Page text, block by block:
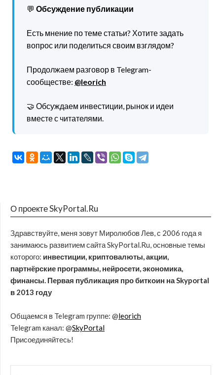
💬 Обсуждение публикации
Есть мнение по теме статьи? Хотите задать
вопрос или поделиться своим взглядом?
Продолжаем разговор в Telegram-
сообществе: @leorich
🤝 Обсуждаем инвестиции, рынок и идеи
вместе с читателями.
О проекте SkyPortal.Ru
Здравствуйте, меня зовут Миролюбов Лев, с 2006 года я
занимаюсь развитием сайта SkyPortal.Ru, основные темы
которого: инвестиции, криптовалюты, акции,
партнёрские программы, нейросети, экономика,
финансы. Первая публикация про биткоин на Skyportal
в 2013 году
Общаемся в Telegram группе: @leorich
Telegram канал: @SkyPortal
Присоединяйтесь!